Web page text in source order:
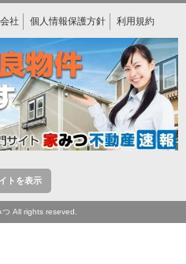
社 個人情報保護方針 利用規約
トを表示
All rights reseved.